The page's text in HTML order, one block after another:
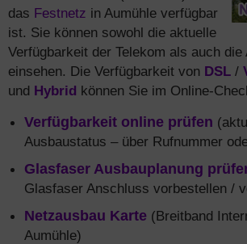
das Festnetz in Aumühle verfügbar
ist. Sie können sowohl die aktuelle
Verfügbarkeit der Telekom als auch die
einsehen. Die Verfügbarkeit von DSL /
und Hybrid können Sie im Online-
Verfügbarkeit online prüfen
Ausbaustatus – über Rufnummer
Glasfaser Ausbauplanung
Glasfaser Anschluss vorbestellen /
Netzausbau Karte (Breitband
Aumühle)